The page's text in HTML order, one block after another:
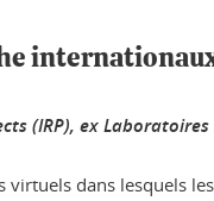
(IRP), ex
virtuels dans lesquels